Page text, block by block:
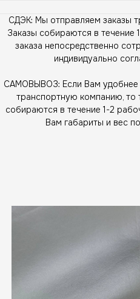
СДЭК: Мы отправляем заказы
Заказы собираются в течение
заказа непосредственно
индивидуально
САМОВЫВОЗ: Если Вам удобнее
транспортную компанию, то
собираются в течение 1-2
Вам габариты и вес